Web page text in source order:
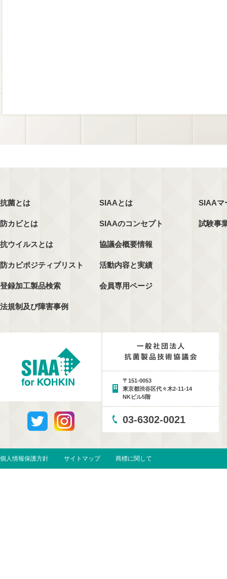
抗菌とは
防カビとは
抗ウイルスとは
防カビポジティブリスト
登録加工製品検索
法規制及び障害事例
SIAAとは
SIAAのコンセプト
協議会概要情報
活動内容と実績
会員専用ページ
SIAAマ
試験事
〒151-0053
東京都渋谷区代々木2-11-14
NKビル5階
03-6302-0021
個人情報保護方針 サイトマップ 商標に関して